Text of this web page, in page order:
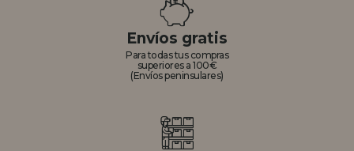
Envíos gratis
Para todas tus compras
superiores a 100€
(Envíos peninsulares)